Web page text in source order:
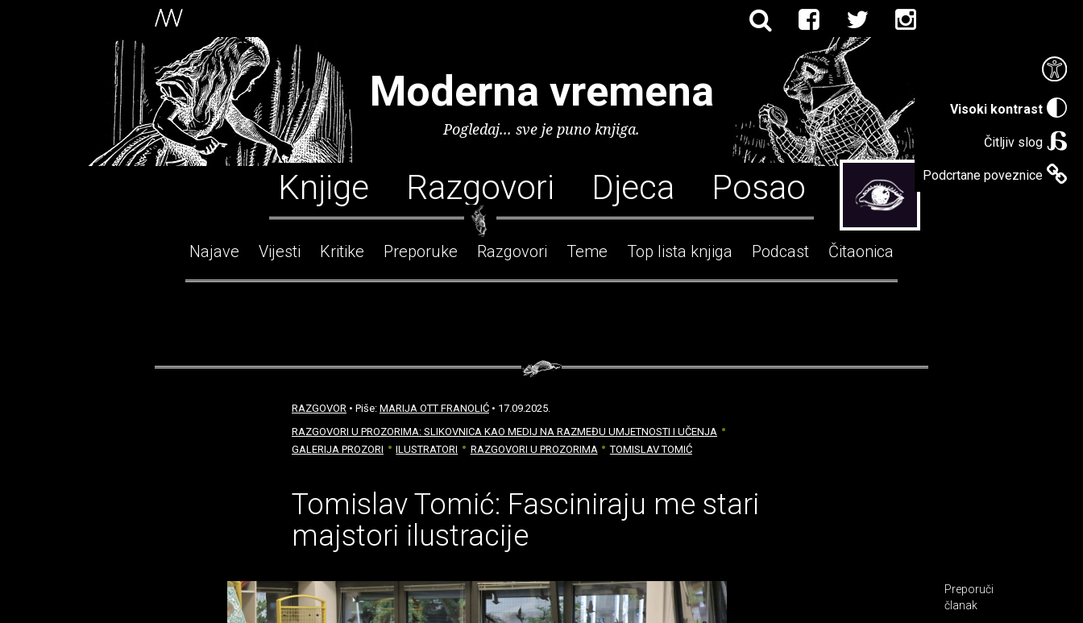
Visoki kontrast
Čitljiv slog
Podcrtane poveznice
Moderna vremena
Pogledaj... sve je puno knjiga.
Knjige Razgovori Djeca Posao
Najave Vijesti Kritike Preporuke Razgovori Teme Top lista knjiga Podcast Čitaonica
RAZGOVOR • Piše: MARIJA OTT FRANOLIĆ • 17.09.2025.
RAZGOVORI U PROZORIMA: SLIKOVNICA KAO MEDIJ NA RAZMEĐU UMJETNOSTI I UČENJA
GALERIJA PROZORI
ILUSTRATORI RAZGOVORI U PROZORIMA TOMISLAV TOMIĆ
Tomislav Tomić: Fasciniraju me stari
majstori ilustracije
Preporuči
članak